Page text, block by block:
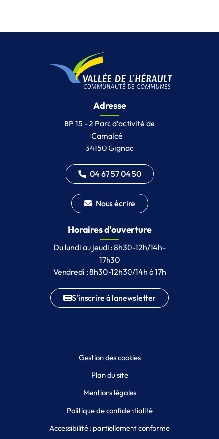
Adresse
BP 15 - 2 Parc d’activité de
Camalcé
34150 Gignac
04 67 57 04 50
Nous écrire
Horaires d'ouverture
Du lundi au jeudi : 8h30-12h/14h-
17h30
Vendredi : 8h30-12h30/14h à 17h
S'inscrire à lanewsletter
Gestion des cookies
Plan du site
Mentions légales
Politique de confidentialité
Accessibilité : partiellement conforme